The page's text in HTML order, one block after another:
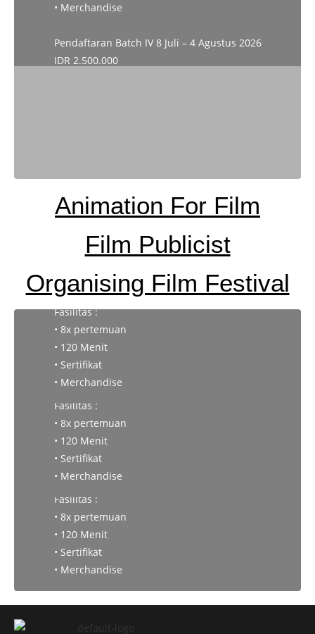
• Merchandise
Pendaftaran Batch IV 8 Juli – 4 Agustus 2026
IDR 2.500.000
Animation For Film
Film Publicist
Organising Film Festival
Animation For Film
Fasilitas :
• 8x pertemuan
• 120 Menit
• Sertifikat
• Merchandise
Pendaftaran Batch IV 8 Juli – 4 Agustus 2026
IDR 2.500.000
Fasilitas :
• 8x pertemuan
• 120 Menit
• Sertifikat
• Merchandise
Pendaftaran Batch IV 8 Juli – 4 Agustus 2026
IDR 2.500.000
Organizing Film Festival
Fasilitas :
• 8x pertemuan
• 120 Menit
• Sertifikat
• Merchandise
Pendaftaran Batch IV 8 Juli – 4 Agustus 2026